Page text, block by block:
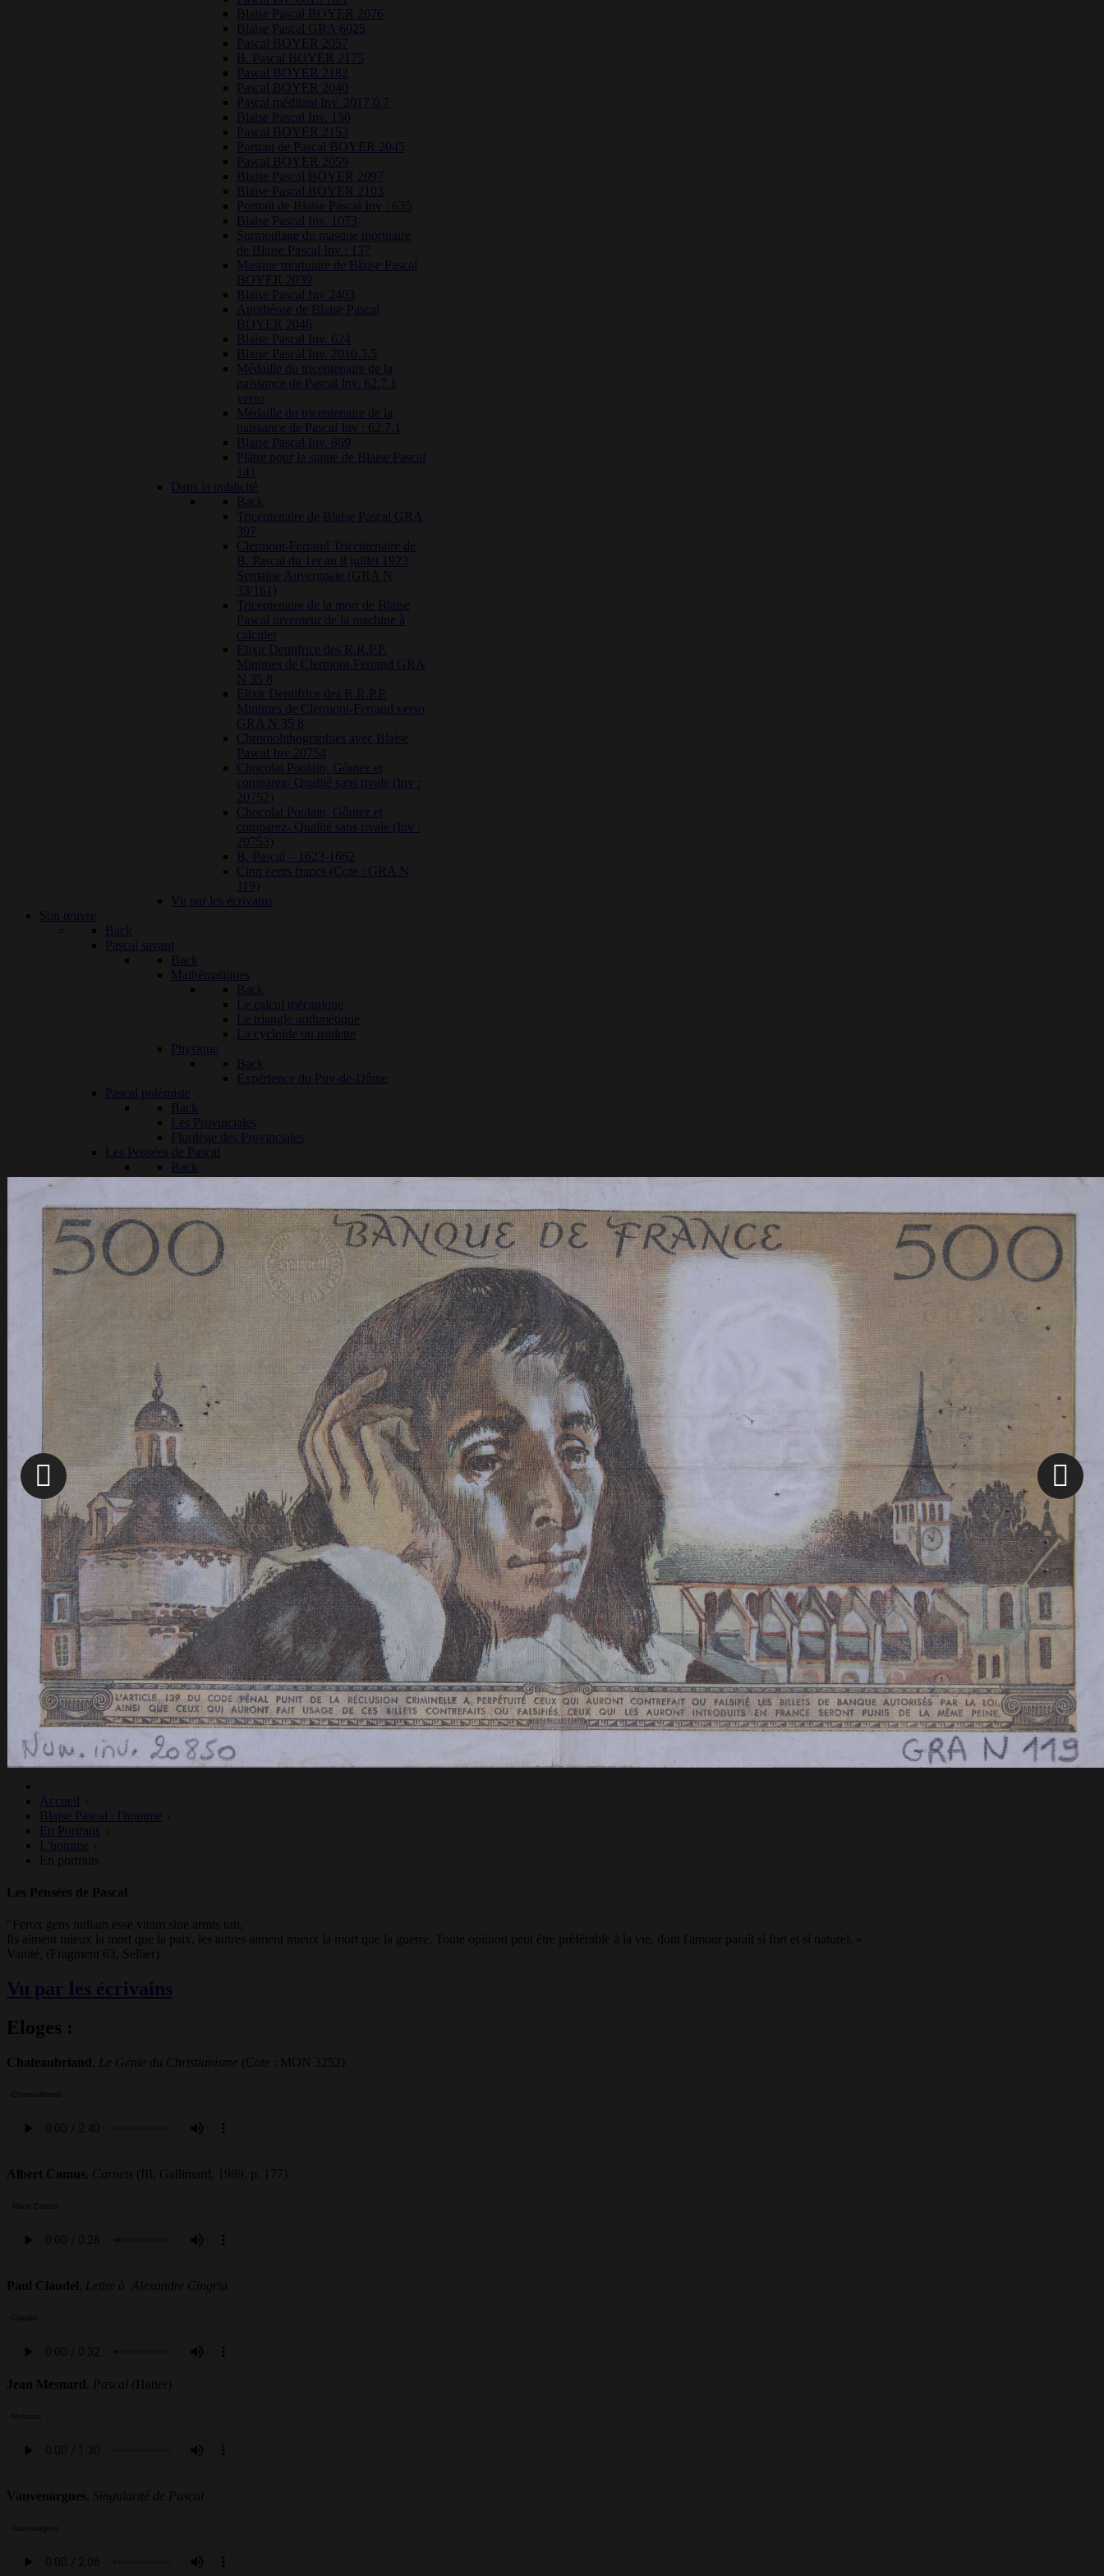
Blaise Pascal BOYER 2076
Blaise Pascal GRA 6025
Pascal BOYER 2057
B. Pascal BOYER 2175
Pascal BOYER 2182
Pascal BOYER 2040
Pascal méditant Inv. 2017.0.7
Blaise Pascal Inv. 150
Pascal BOYER 2153
Portrait de Pascal BOYER 2045
Pascal BOYER 2059
Blaise Pascal BOYER 2097
Blaise Pascal BOYER 2103
Portrait de Blaise Pascal Inv : 635
Blaise Pascal Inv. 1073
Surmoulage du masque mortuaire
de Blaise Pascal Inv : 137
Masque mortuaire de Blaise Pascal
BOYER 2039
Blaise Pascal Inv 2403
Apothéose de Blaise Pascal
BOYER 2046
Blaise Pascal Inv. 624
Blaise Pascal Inv. 2010.3.5
Médaille du tricentenaire de la
naissance de Pascal Inv. 62.7.1
verso
Médaille du tricentenaire de la
naissance de Pascal Inv : 62.7.1
Blaise Pascal Inv. 869
Plâtre pour la statue de Blaise Pascal
141
Dans la publicité
Back
Tricentenaire de Blaise Pascal GRA
397
Clermont-Ferrand Tricentenaire de
B. Pascal du 1er au 8 juillet 1923
Semaine Auvergnate (GRA N
33/161)
Tricentenaire de la mort de Blaise
Pascal inventeur de la machine à
calculer
Elixir Dentifrice des R.R.P.P.
Minimes de Clermont-Ferrand GRA
N 35 8
Elixir Dentifrice des R.R.P.P.
Minimes de Clermont-Ferrand verso
GRA N 35 8
Chromolithographies avec Blaise
Pascal Inv 20754
Chocolat Poulain, Gôutez et
comparez- Qualité sans rivale (Inv :
20752)
Chocolat Poulain, Gôutez et
comparez- Qualité sans rivale (Inv :
20753)
B. Pascal – 1623-1662
Cinq cents francs (Cote : GRA N
119)
Vu par les écrivains
Son œuvre
Back
Pascal savant
Back
Mathématiques
Back
Le calcul mécanique
Le triangle arithmétique
La cycloïde ou roulette
Physique
Back
Expérience du Puy-de-Dôme
Pascal polémiste
Back
Les Provinciales
Florilège des Provinciales
Les Pensées de Pascal
Back
Histoire des éditions
Pascal entrepreneur
Back
La machine à calculer
L'assèchement des marais
Les carrosses à 5 sols
Autour de Blaise Pascal
Back
Les lieux pascaliens
Back
Sur les traces de Blaise Pascal
La maison de Clermont
Le Château de Bien Assis
Galerie de portraits
Back
Gilberte Périer
Marguerite Périer
Jean Domat
Arnauld d'Andilly, Mère Angélique de St Jean
Pierre Nicole
Louis Perier
Etienne Pascal
Jacqueline Pascal
Antoine Arnauld
Antoinette Begon
Florin Périer
Charlotte de Roannez
Duc de Roannez
Arnauld, Jacqueline, en religion Marie-Angélique de Sainte Madeleine
Paul Ribeyre
Pierre Chanut
Pierre Petit
Pierre Séguier
Repères & ressources
Back
Frise chronologique
Glossaire
Bibliographie
Ressources en ligne
Accueil
Blaise Pascal : l'homme
En Portraits
L'homme
En portraits
Les Pensées de Pascal
"Ferox gens nullam esse vitam sine armis rati,
Ils aiment mieux la mort que la paix, les autres aiment mieux la mort que la guerre. Toute opinion peut être préférable à la vie, dont l'amour paraît si fort et si naturel. »
Vanité, (Fragment 63, Sellier)
Vu par les écrivains
Eloges :
Chateaubriand Le Génie du Christianisme (Cote : MON 3252)
Albert Camus Carnets (III, Gallimard, 1989, p. 177)
Paul Claudel Lettre à Alexandre Cingria
Jean Mesnard Pascal ( Hatier)
Vauvenargues Singularité de Pascal